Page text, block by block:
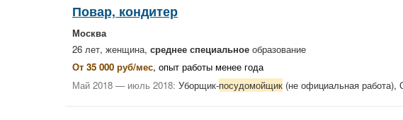
Повар, кондитер
Москва
26 лет, женщина, среднее специальное образование
От 35 000 руб/мес, опыт работы менее года
Май 2018 — июль 2018: Уборщик-посудомойщик (не официальная работа),